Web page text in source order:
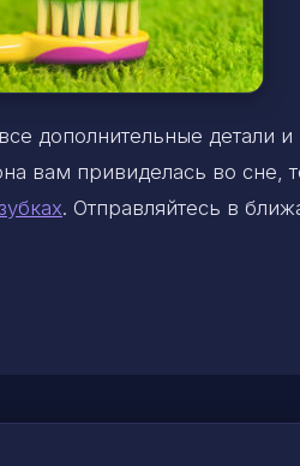
дополнительные детали
вам привиделась во сне,
. Отправляйтесь в